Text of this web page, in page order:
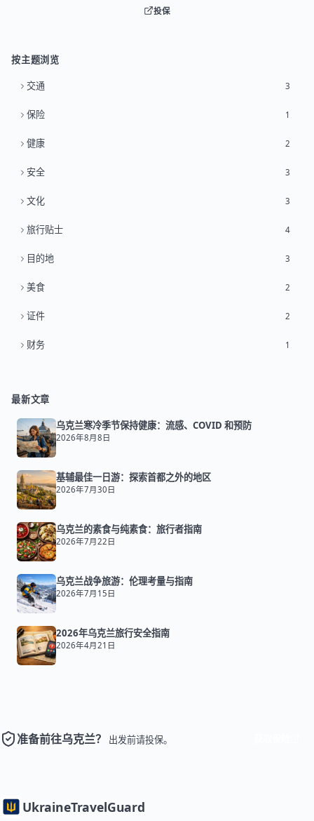
投保
按主题浏览
交通 3
保险 1
健康 2
安全 3
文化 3
旅行贴士 4
目的地 3
美食 2
证件 2
财务 1
最新文章
乌克兰寒冷季节保持健康：流感、COVID 和预防
2026年8月8日
基辅最佳一日游：探索首都之外的地区
2026年7月30日
乌克兰的素食与纯素食：旅行者指南
2026年7月22日
乌克兰战争旅游：伦理考量与指南
2026年7月15日
2026年乌克兰旅行安全指南
2026年4月21日
准备前往乌克兰？ 出发前请投保。
UkraineTravelGuard